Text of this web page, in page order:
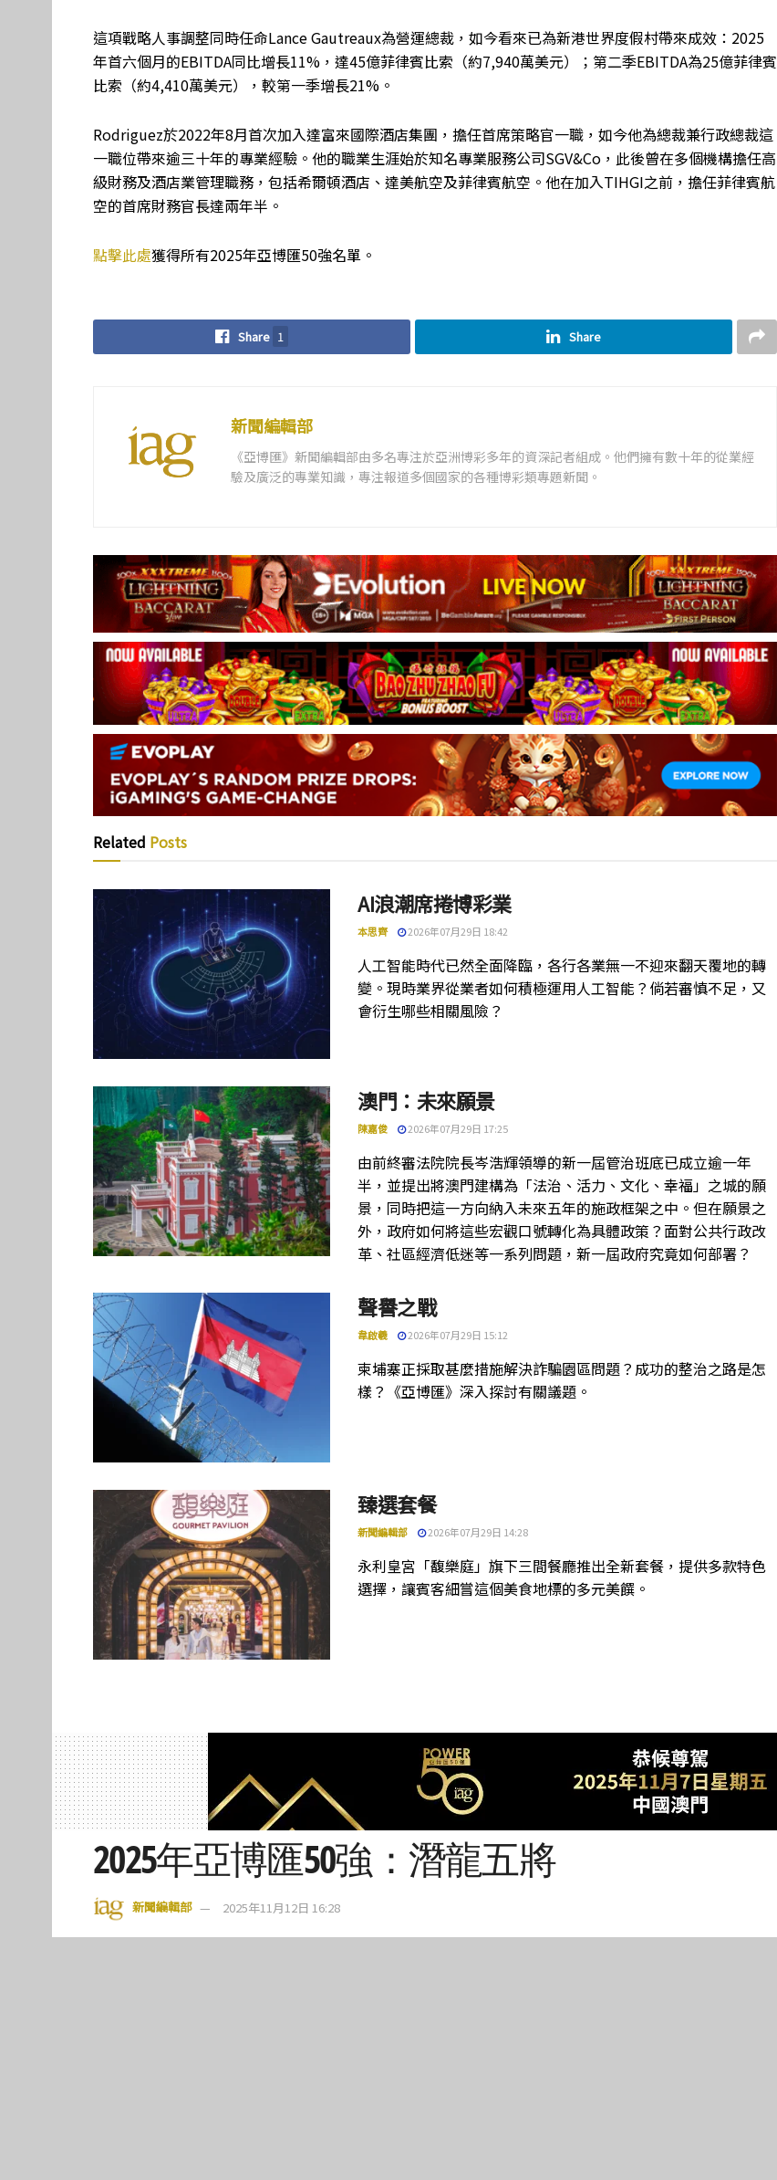
這項戰略人事調整同時任命Lance Gautreaux為營運總裁，如今看來已為新港世界度假村帶來成效：2025
年首六個月的EBITDA同比增長11%，達45億菲律賓比索（約7,940萬美元）；第二季EBITDA為25億菲律賓
比索（約4,410萬美元），較第一季增長21%。
Rodriguez於2022年8月首次加入達富來國際酒店集團，擔任首席策略官一職，如今他為總裁兼行政總裁這
一職位帶來逾三十年的專業經驗。他的職業生涯始於知名專業服務公司SGV&Co，此後曾在多個機構擔任高
級財務及酒店業管理職務，包括希爾頓酒店、達美航空及菲律賓航空。他在加入TIHGI之前，擔任菲律賓航
空的首席財務官長達兩年半。
點擊此處獲得所有2025年亞博匯50強名單。
Share 1 Share
新聞編輯部
《亞博匯》新聞編輯部由多名專注於亞洲博彩多年的資深記者組成。他們擁有數十年的從業經
驗及廣泛的專業知識，專注報道多個國家的各種博彩類專題新聞。
Related Posts
AI浪潮席捲博彩業
本思齊 2026年07月29日 18:42
人工智能時代已然全面降臨，各行各業無一不迎來翻天覆地的轉
變。現時業界從業者如何積極運用人工智能？倘若審慎不足，又
會衍生哪些相關風險？
澳門：未來願景
陳嘉俊 2026年07月29日 17:25
由前終審法院院長岑浩輝領導的新一屆管治班底已成立逾一年
半，並提出將澳門建構為「法治、活力、文化、幸福」之城的願
景，同時把這一方向納入未來五年的施政框架之中。但在願景之
外，政府如何將這些宏觀口號轉化為具體政策？面對公共行政改
革、社區經濟低迷等一系列問題，新一屆政府究竟如何部署？
聲譽之戰
韋啟羲 2026年07月29日 15:12
柬埔寨正採取甚麼措施解決詐騙園區問題？成功的整治之路是怎
樣？《亞博匯》深入探討有關議題。
臻選套餐
新聞編輯部 2026年07月29日 14:28
永利皇宮「馥樂庭」旗下三間餐廳推出全新套餐，提供多款特色
選擇，讓賓客細嘗這個美食地標的多元美饌。
2025年亞博匯50強：潛龍五將
新聞編輯部 2025年11月12日 16:28